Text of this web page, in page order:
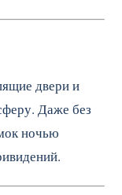
двери и
Даже без
ночью